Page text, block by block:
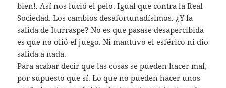
bien!. Así nos lució el pelo. Igual que contra la Real
Sociedad. Los cambios desafortunadísimos. ¿Y la
salida de Iturraspe? No es que pasase desapercibida
es que no olió el juego. Ni mantuvo el esférico ni dio
salida a nada.
Para acabar decir que las cosas se pueden hacer mal,
por supuesto que sí. Lo que no pueden hacer unos